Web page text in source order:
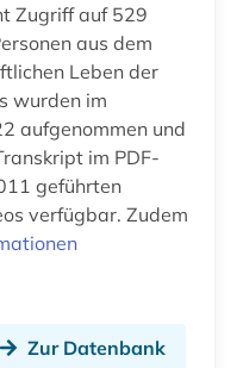
Zugriff auf 529
aus dem
Leben der
wurden im
aufgenommen und
im PDF-
geführten
verfügbar. Zudem
Zur Datenbank